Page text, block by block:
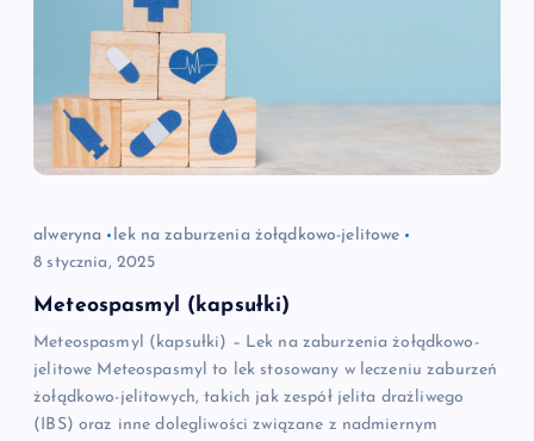
alweryna
lek na zaburzenia żołądkowo-jelitowe
8 stycznia, 2025
Meteospasmyl (kapsułki)
Meteospasmyl (kapsułki) – Lek na zaburzenia żołądkowo-
jelitowe Meteospasmyl to lek stosowany w leczeniu zaburzeń
żołądkowo-jelitowych, takich jak zespół jelita drażliwego
(IBS) oraz inne dolegliwości związane z nadmiernym